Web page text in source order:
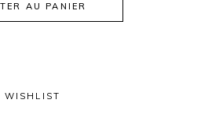
AU PANIER
WISHLIST